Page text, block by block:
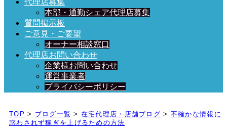
代理店募集
本部・通勤シェア代理店募集
質問掲示板
ご意見・ご要望
オーナー相談窓口
代理店お問い合わせ
企業様お問い合わせ
運営事業者
プライバシーポリシー
日々、ブログを更新中！
TOP > ブログ一覧 > 在宅代理店・店舗ブログ > 不確かな情報に
惑わされず稼ぎを上げるための方法